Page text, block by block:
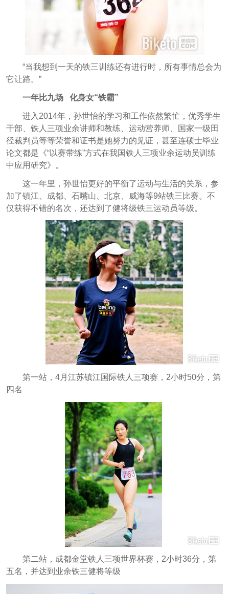
“当我想到一天的铁三训练还有进行时，所有事情总会为
它让路。”
一年比九场 化身女“铁霸”
进入2014年，孙世怡的学习和工作依然繁忙，优秀学生
干部、铁人三项业余讲师和教练、运动营养师、国家一级田
径裁判员等等荣誉和证书是她努力的见证，甚至连硕士毕业
论文都是《“以赛带练”方式在我国铁人三项业余运动员训练
中应用研究》。
这一年里，孙世怡更好的平衡了运动与生活的关系，参
加了镇江、成都、石嘴山、北京、威海等9站铁三比赛。不
仅获得不错的名次，还达到了健将级铁三运动员等级。
第一站，4月江苏镇江国际铁人三项赛，2小时50分，第
四名
第二站，成都金堂铁人三项世界杯赛，2小时36分，第
五名，并达到业余铁三健将等级